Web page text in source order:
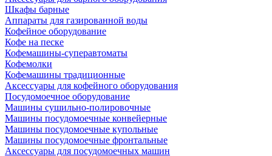
Шкафы барные
Аппараты для газированной воды
Кофейное оборудование
Кофе на песке
Кофемашины-суперавтоматы
Кофемолки
Кофемашины традиционные
Аксессуары для кофейного оборудования
Посудомоечное оборудование
Машины сушильно-полировочные
Машины посудомоечные конвейерные
Машины посудомоечные купольные
Машины посудомоечные фронтальные
Аксессуары для посудомоечных машин